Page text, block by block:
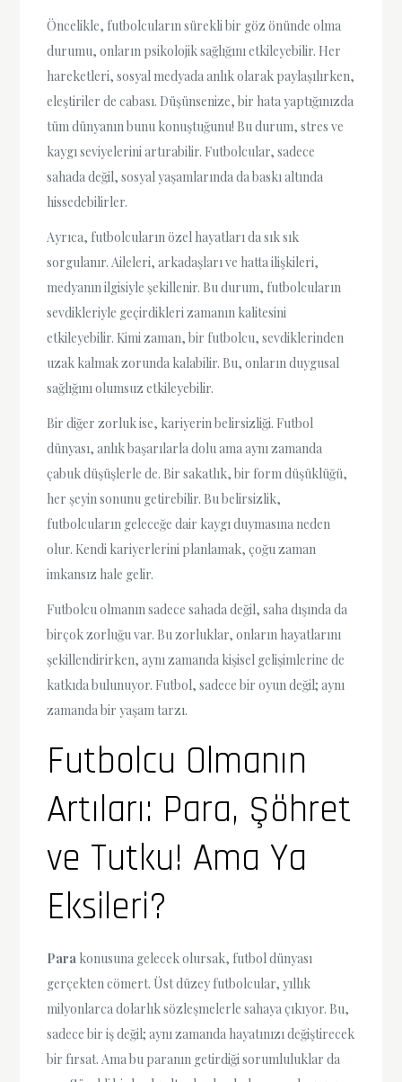
Öncelikle, futbolcuların sürekli bir göz önünde olma
durumu, onların psikolojik sağlığını etkileyebilir. Her
hareketleri, sosyal medyada anlık olarak paylaşılırken,
eleştiriler de cabası. Düşünsenize, bir hata yaptığınızda
tüm dünyanın bunu konuştuğunu! Bu durum, stres ve
kaygı seviyelerini artırabilir. Futbolcular, sadece
sahada değil, sosyal yaşamlarında da baskı altında
hissedebilirler.
Ayrıca, futbolcuların özel hayatları da sık sık
sorgulanır. Aileleri, arkadaşları ve hatta ilişkileri,
medyanın ilgisiyle şekillenir. Bu durum, futbolcuların
sevdikleriyle geçirdikleri zamanın kalitesini
etkileyebilir. Kimi zaman, bir futbolcu, sevdiklerinden
uzak kalmak zorunda kalabilir. Bu, onların duygusal
sağlığını olumsuz etkileyebilir.
Bir diğer zorluk ise, kariyerin belirsizliği. Futbol
dünyası, anlık başarılarla dolu ama aynı zamanda
çabuk düşüşlerle de. Bir sakatlık, bir form düşüklüğü,
her şeyin sonunu getirebilir. Bu belirsizlik,
futbolcuların geleceğe dair kaygı duymasına neden
olur. Kendi kariyerlerini planlamak, çoğu zaman
imkansız hale gelir.
Futbolcu olmanın sadece sahada değil, saha dışında da
birçok zorluğu var. Bu zorluklar, onların hayatlarını
şekillendirirken, aynı zamanda kişisel gelişimlerine de
katkıda bulunuyor. Futbol, sadece bir oyun değil; aynı
zamanda bir yaşam tarzı.
Futbolcu Olmanın
Artıları: Para, Şöhret
ve Tutku! Ama Ya
Eksileri?
Para konusuna gelecek olursak, futbol dünyası
gerçekten cömert. Üst düzey futbolcular, yıllık
milyonlarca dolarlık sözleşmelerle sahaya çıkıyor. Bu,
sadece bir iş değil; aynı zamanda hayatınızı değiştirecek
bir fırsat. Ama bu paranın getirdiği sorumluluklar da